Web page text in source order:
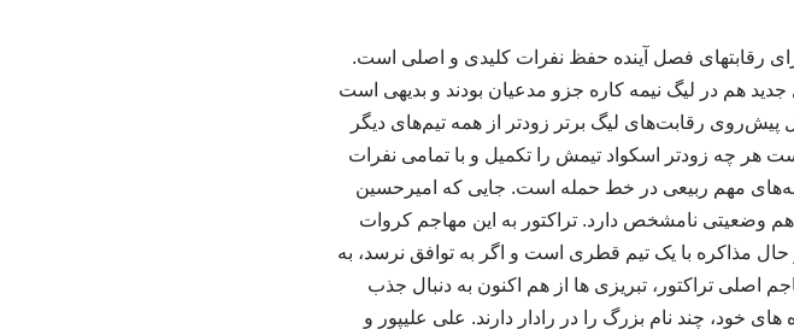
رقابتهای فصل آینده حفظ نفرات کلیدی و اصلی است.
هم در لیگ نیمه کاره جزو مدعیان بودند و بدیهی است
پیش‌روی رقابت‌های لیگ برتر زودتر از همه تیم‌های دیگر
هر چه زودتر اسکواد تیمش را تکمیل و با تمامی نفرات
مهم ربیعی در خط حمله است. جایی که امیرحسین
وضعیتی نامشخص دارد. تراکتور به این مهاجم کروات
حال مذاکره با یک تیم قطری است و اگر به توافق نرسد، به
اصلی تراکتور، تبریزی ها از هم اکنون به دنبال جذب
خود، چند نام بزرگ را در رادار دارند. علی علیپور و